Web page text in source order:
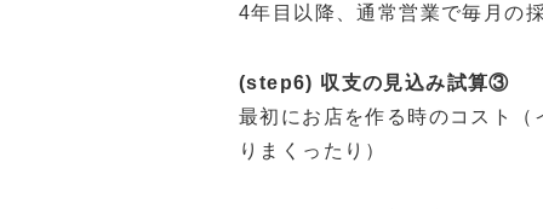
4年目以降、通常営業で毎月の
(step6) 収支の見込み試算③
最初にお店を作る時のコスト
りまくったり）